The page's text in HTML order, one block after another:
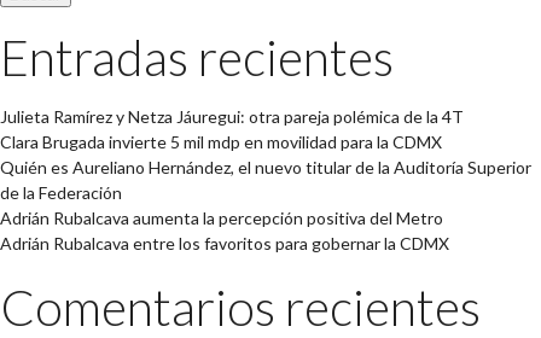
Entradas recientes
Julieta Ramírez y Netza Jáuregui: otra pareja polémica de la 4T
Clara Brugada invierte 5 mil mdp en movilidad para la CDMX
Quién es Aureliano Hernández, el nuevo titular de la Auditoría Superior
de la Federación
Adrián Rubalcava aumenta la percepción positiva del Metro
Adrián Rubalcava entre los favoritos para gobernar la CDMX
Comentarios recientes